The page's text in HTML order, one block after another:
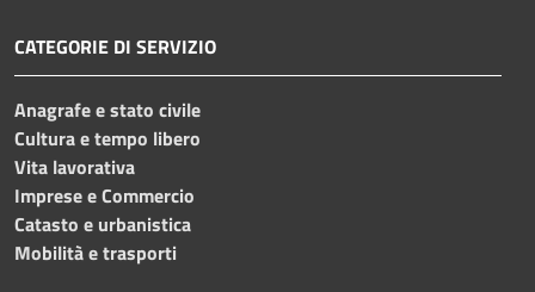
CATEGORIE DI SERVIZIO
Anagrafe e stato civile
Cultura e tempo libero
Vita lavorativa
Imprese e Commercio
Catasto e urbanistica
Mobilità e trasporti